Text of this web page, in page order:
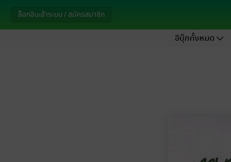
ล็อกอินเข้าระบบ / สมัครสมาชิก
อีบุ๊กทั้งหมด